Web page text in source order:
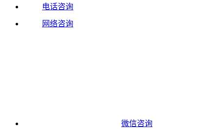
电话咨询
网络咨询
微信咨询